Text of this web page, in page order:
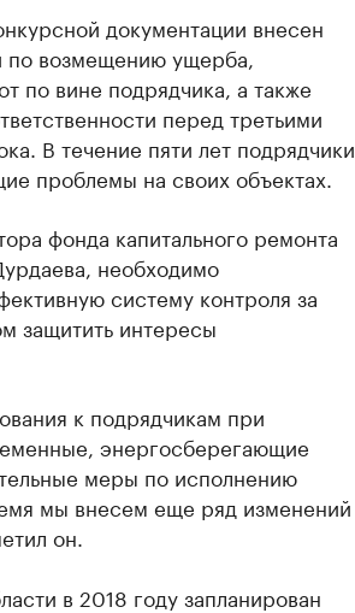
документации внесен
по возмещению ущерба,
по вине подрядчика, а также
перед третьими
В течение пяти лет подрядчики
проблемы на своих объектах.
фонда капитального ремонта
необходимо
систему контроля за
защитить интересы
к подрядчикам при
энергосберегающие
меры по исполнению
мы внесем еще ряд изменений
он.
в 2018 году запланирован